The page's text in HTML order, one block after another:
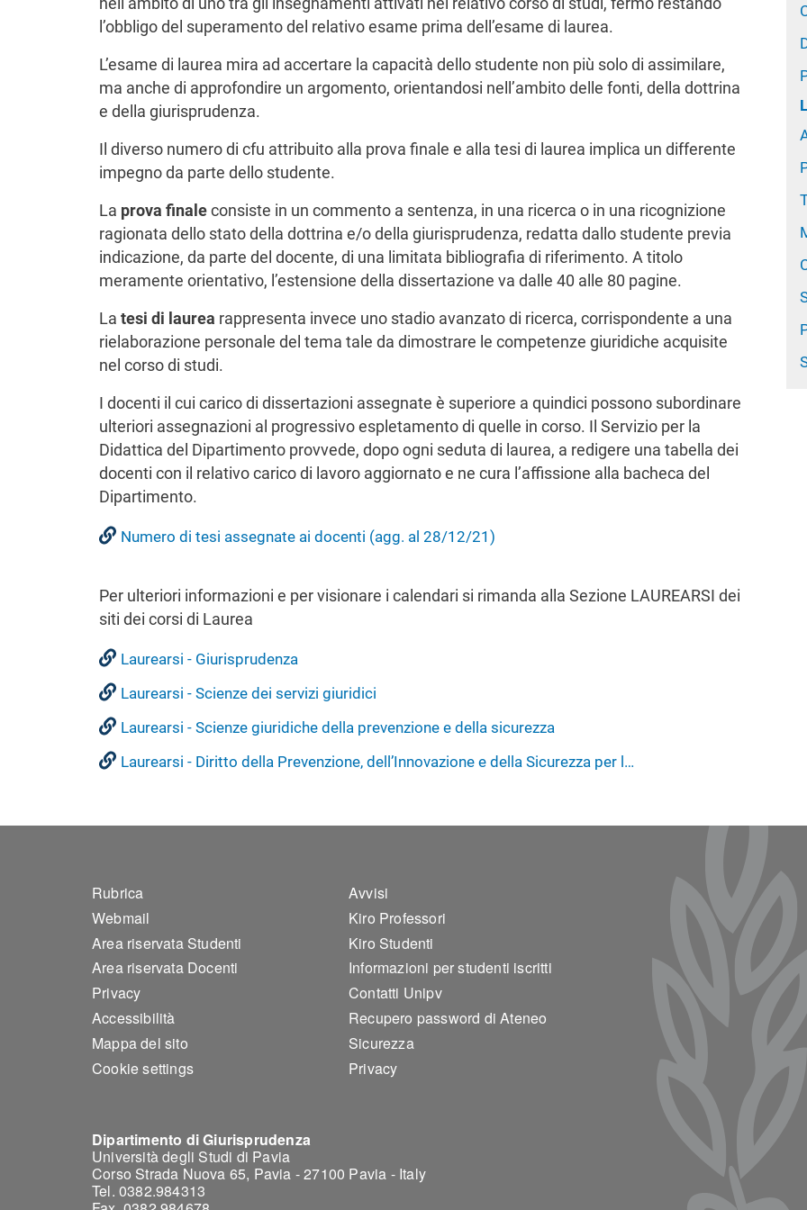
l’obbligo del superamento del relativo esame prima dell’esame di laurea.
L’esame di laurea mira ad accertare la capacità dello studente non più solo di assimilare,
ma anche di approfondire un argomento, orientandosi nell’ambito delle fonti, della dottrina
e della giurisprudenza.
Il diverso numero di cfu attribuito alla prova finale e alla tesi di laurea implica un differente
impegno da parte dello studente.
La prova finaleconsiste in un commento a sentenza, in una ricerca o in una ricognizione
ragionata dello stato della dottrina e/o della giurisprudenza, redatta dallo studente previa
indicazione, da parte del docente, di una limitata bibliografia di riferimento. A titolo
meramente orientativo, l’estensione della dissertazione va dalle 40 alle 80 pagine.
La tesi di laurea rappresenta invece uno stadio avanzato di ricerca, corrispondente a una
rielaborazione personale del tema tale da dimostrare le competenze giuridiche acquisite
nel corso di studi.
I docenti il cui carico di dissertazioni assegnate è superiore a quindici possono subordinare
ulteriori assegnazioni al progressivo espletamento di quelle in corso. Il Servizio per la
Didattica del Dipartimento provvede, dopo ogni seduta di laurea, a redigere una tabella dei
docenti con il relativo carico di lavoro aggiornato e ne cura l’affissione alla bacheca del
Dipartimento.
Numero di tesi assegnate ai docenti (agg. al 28/12/21)
Per ulteriori informazioni e per visionare i calendari si rimanda alla Sezione LAUREARSI dei
siti dei corsi di Laurea
Laurearsi - Giurisprudenza
Laurearsi - Scienze dei servizi giuridici
Laurearsi - Scienze giuridiche della prevenzione e della sicurezza
Laurearsi - Diritto della Prevenzione, dell’Innovazione e della Sicurezza per l…
Footer 1
Rubrica
Webmail
Area riservata Studenti
Area riservata Docenti
Privacy
Accessibilità
Mappa del sito
Cookie settings
Footer 2
Avvisi
Kiro Professori
Kiro Studenti
Informazioni per studenti iscritti
Contatti Unipv
Recupero password di Ateneo
Sicurezza
Privacy
Dipartimento di Giurisprudenza
Università degli Studi di Pavia
Corso Strada Nuova 65, Pavia - 27100 Pavia - Italy
Tel. 0382.984313